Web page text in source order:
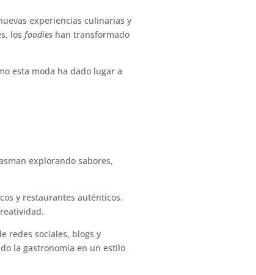
experiencias culinarias y
los foodieshan transformado
esta moda ha dado lugar a
explorando sabores,
y restaurantes auténticos.
redes sociales, blogs y
la gastronomía en un estilo